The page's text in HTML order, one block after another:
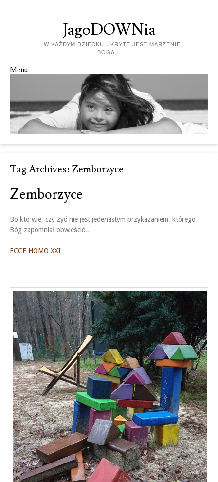
JagoDOWNia
…W KAŻDYM DZIECKU UKRYTE JEST MARZENIE
BOGA…
Menu
Tag Archives: Zemborzyce
Zemborzyce
Bo kto wie, czy żyć nie jest jedenastym przykazaniem, którego
Bóg zapomniał obwieścić…
ECCE HOMO XXI